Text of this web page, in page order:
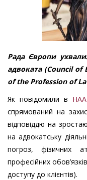
Рада Європи
адвоката (Council
of the Profession of
Як повідомили в
спрямований на
відповіддю на
на адвокатську
погроз, фізичних
професійних
доступу до клієнтів).